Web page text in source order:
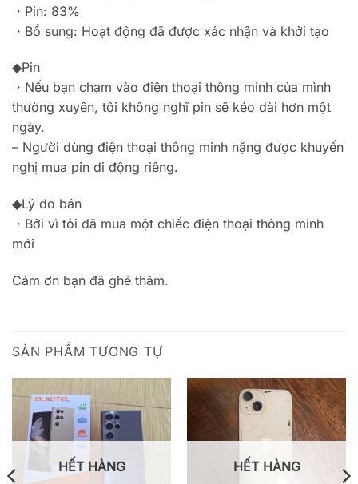
・Pin: 83%
・Bổ sung: Hoạt động đã được xác nhận và khởi tạo
◆Pin
・Nếu bạn chạm vào điện thoại thông minh của mình
thường xuyên, tôi không nghĩ pin sẽ kéo dài hơn một
ngày.
– Người dùng điện thoại thông minh nặng được khuyến
nghị mua pin di động riêng.
◆Lý do bán
・Bởi vì tôi đã mua một chiếc điện thoại thông minh
mới
Cảm ơn bạn đã ghé thăm.
SẢN PHẨM TƯƠNG TỰ
HẾT HÀNG HẾT HÀNG